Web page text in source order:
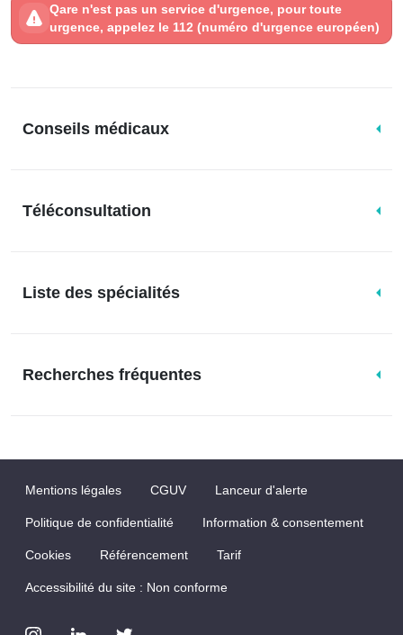
Qare n'est pas un service d'urgence, pour toute
urgence, appelez le 112 (numéro d'urgence européen)
Conseils médicaux
Téléconsultation
Liste des spécialités
Recherches fréquentes
Mentions légales CGUV Lanceur d'alerte
Politique de confidentialité Information & consentement
Cookies Référencement Tarif
Accessibilité du site : Non conforme